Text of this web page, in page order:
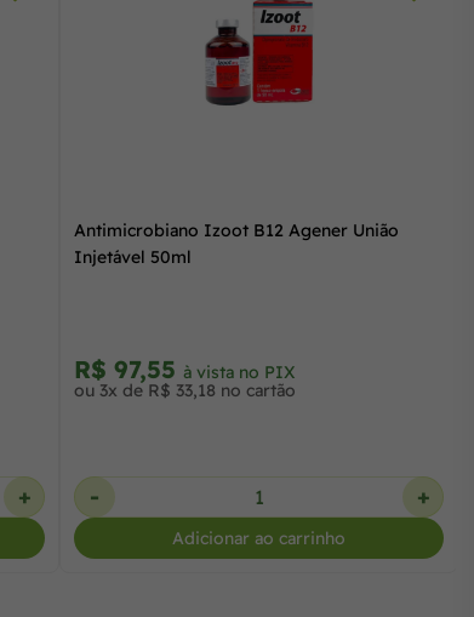
+
Antimicrobiano Izoot B12 Agener União
Injetável 50ml
R$ 97,55 à vista no PIX
ou 3x de R$ 33,18 no cartão
- +
Adicionar ao carrinho